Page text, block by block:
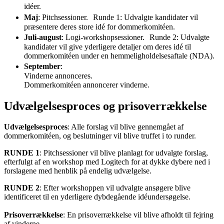
idéer.
Maj: Pitchsessioner. Runde 1: Udvalgte kandidater vil
præsentere deres store idé for dommerkomitéen.
Juli-august: Logi-workshopsessioner. Runde 2: Udvalgte
kandidater vil give yderligere detaljer om deres idé til
dommerkomitéen under en hemmeligholdelsesaftale (NDA).
September:
Vinderne annonceres.
Dommerkomitéen annoncerer vinderne.
Udvælgelsesproces og prisoverrækkelse
Udvælgelsesproces: Alle forslag vil blive gennemgået af
dommerkomitéen, og beslutninger vil blive truffet i to runder.
RUNDE 1: Pitchsessioner vil blive planlagt for udvalgte forslag,
efterfulgt af en workshop med Logitech for at dykke dybere ned i
forslagene med henblik på endelig udvælgelse.
RUNDE 2: Efter workshoppen vil udvalgte ansøgere blive
identificeret til en yderligere dybdegående idéundersøgelse.
Prisoverrækkelse: En prisoverrækkelse vil blive afholdt til fejring